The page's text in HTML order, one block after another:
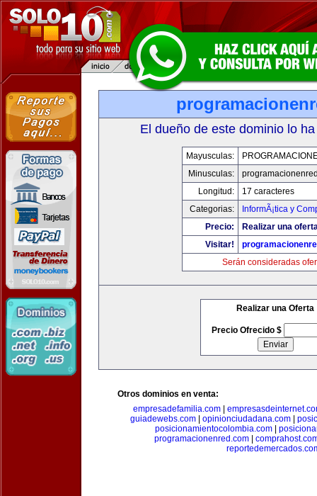
El dueño de este dominio lo
Mayusculas:
Minusculas:
Longitud:
17 caracteres
Categorias:
InformÃ¡tica y
Precio:
Realizar una
Visitar!
Serán consideradas
Realizar una Oferta
Precio Ofrecido $
Otros dominios en venta:
empresadefamilia.com
guiadewebs.com
opinionciudadana.com
posicionamientocolombia.com|
programacionenred.com